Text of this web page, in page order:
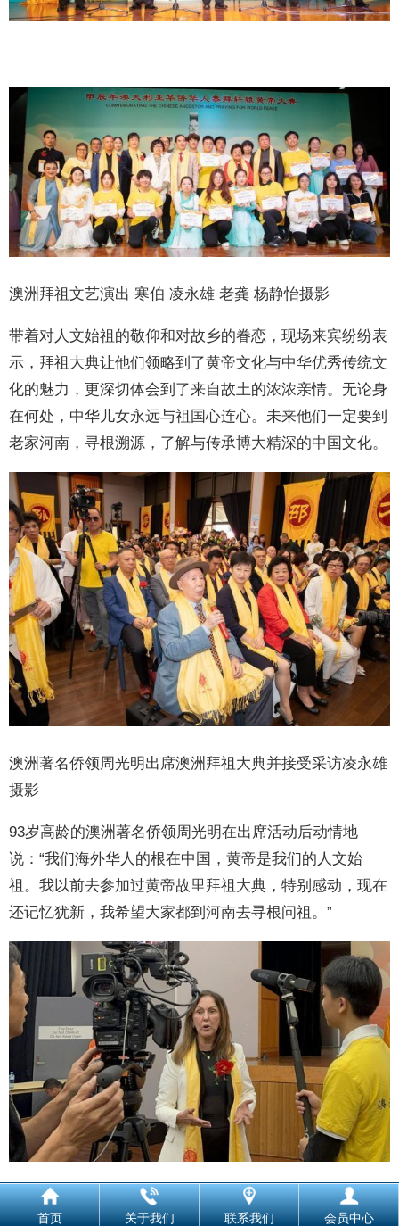
澳洲拜祖文艺演出 寒伯 凌永雄 老龚 杨静怡摄影
带着对人文始祖的敬仰和对故乡的眷恋，现场来宾纷纷表
示，拜祖大典让他们领略到了黄帝文化与中华优秀传统文
化的魅力，更深切体会到了来自故土的浓浓亲情。无论身
在何处，中华儿女永远与祖国心连心。未来他们一定要到
老家河南，寻根溯源，了解与传承博大精深的中国文化。
澳洲著名侨领周光明出席澳洲拜祖大典并接受采访凌永雄
摄影
93岁高龄的澳洲著名侨领周光明在出席活动后动情地
说：“我们海外华人的根在中国，黄帝是我们的人文始
祖。我以前去参加过黄帝故里拜祖大典，特别感动，现在
还记忆犹新，我希望大家都到河南去寻根问祖。”
来自澳大利亚外交部培训司的露西娅·巴蒂斯塔应邀观礼
首页 关于我们 联系我们 会员中心